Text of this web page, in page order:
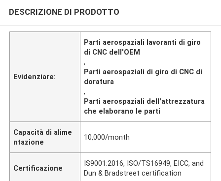
DESCRIZIONE DI PRODOTTO
Evidenziare:
Parti aerospaziali lavoranti di giro
di CNC dell'OEM
,
Parti aerospaziali di giro di CNC di
doratura
,
Parti aerospaziali dell'attrezzatura
che elaborano le parti
Capacità di alime
ntazione
10,000/month
Certificazione
IS9001:2016, ISO/TS16949, EICC, and
Dun & Bradstreet certification